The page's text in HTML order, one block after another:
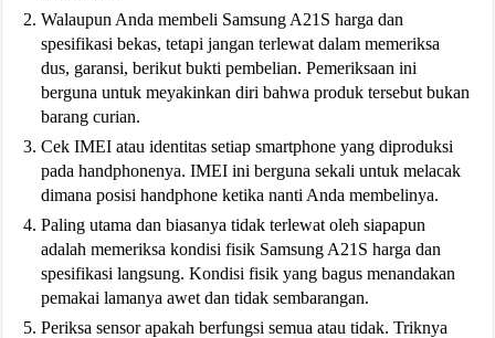
Walaupun Anda membeli Samsung A21S harga dan
spesifikasi bekas, tetapi jangan terlewat dalam memeriksa
dus, garansi, berikut bukti pembelian. Pemeriksaan ini
berguna untuk meyakinkan diri bahwa produk tersebut bukan
barang curian.
Cek IMEI atau identitas setiap smartphone yang diproduksi
pada handphonenya. IMEI ini berguna sekali untuk melacak
dimana posisi handphone ketika nanti Anda membelinya.
Paling utama dan biasanya tidak terlewat oleh siapapun
adalah memeriksa kondisi fisik Samsung A21S harga dan
spesifikasi langsung. Kondisi fisik yang bagus menandakan
pemakai lamanya awet dan tidak sembarangan.
Periksa sensor apakah berfungsi semua atau tidak. Triknya